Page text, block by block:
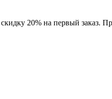
20% на первый заказ.